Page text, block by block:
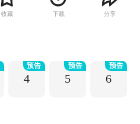
“家长式”管理进行了一次次碰撞。
友林瑶的感情破裂而阴差阳错地搬入
随着案情的发展，两对情侣互相影
长，互相懂得了原来对方才是自己一
收藏 下载 分享
4
预告
5
预告
6
预告